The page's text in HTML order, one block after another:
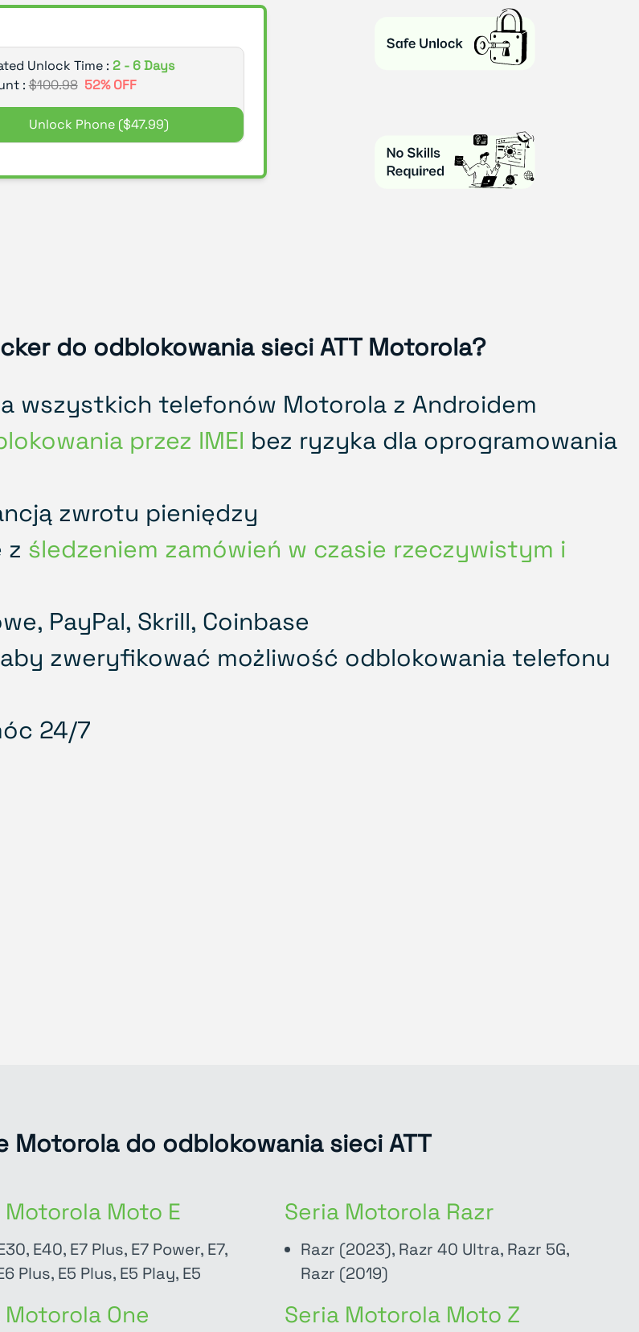
Unlock Time : 2 - 6 Days
: $100.98 52% OFF
Unlock Phone ($47.99)
do odblokowania sieci ATT Motorola?
wszystkich telefonów Motorola z Androidem
przez IMEI bez ryzyka dla oprogramowania
zwrotu pieniędzy
z śledzeniem zamówień w czasie rzeczywistym i
PayPal, Skrill, Coinbase
zweryfikować możliwość odblokowania telefonu
24/7
Motorola do odblokowania sieci ATT
Motorola Moto E
E40, E7 Plus, E7 Power, E7,
Plus, E5 Plus, E5 Play, E5
Motorola One
Seria Motorola Razr
Razr (2023), Razr 40 Ultra, Razr 5G,
Razr (2019)
Seria Motorola Moto Z